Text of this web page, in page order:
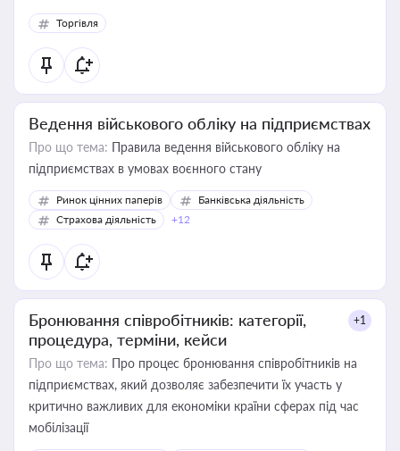
Торгівля
Ведення військового обліку на підприємствах
Про що тема: Правила ведення військового обліку на
підприємствах в умовах воєнного стану
Ринок цінних паперів
Банківська діяльність
Страхова діяльність
+12
Бронювання співробітників: категорії,
процедура, терміни, кейси
+1
Про що тема: Про процес бронювання співробітників на
підприємствах, який дозволяє забезпечити їх участь у
критично важливих для економіки країни сферах під час
мобілізації